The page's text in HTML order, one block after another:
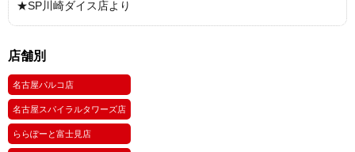
★SP川崎ダイス店より
店舗別
名古屋パルコ店
名古屋スパイラルタワーズ店
ららぽーと富士見店